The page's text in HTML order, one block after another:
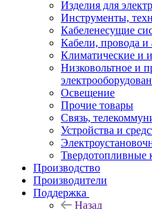
Изделия для
Инструменты,
Кабеленесущие
Кабели, провода и
Климатические и
Низковольтное и
Освещение
Прочие товары
Связь,
Устройства и
Твердотопливные
Производство
Производители
Поддержка
Назад